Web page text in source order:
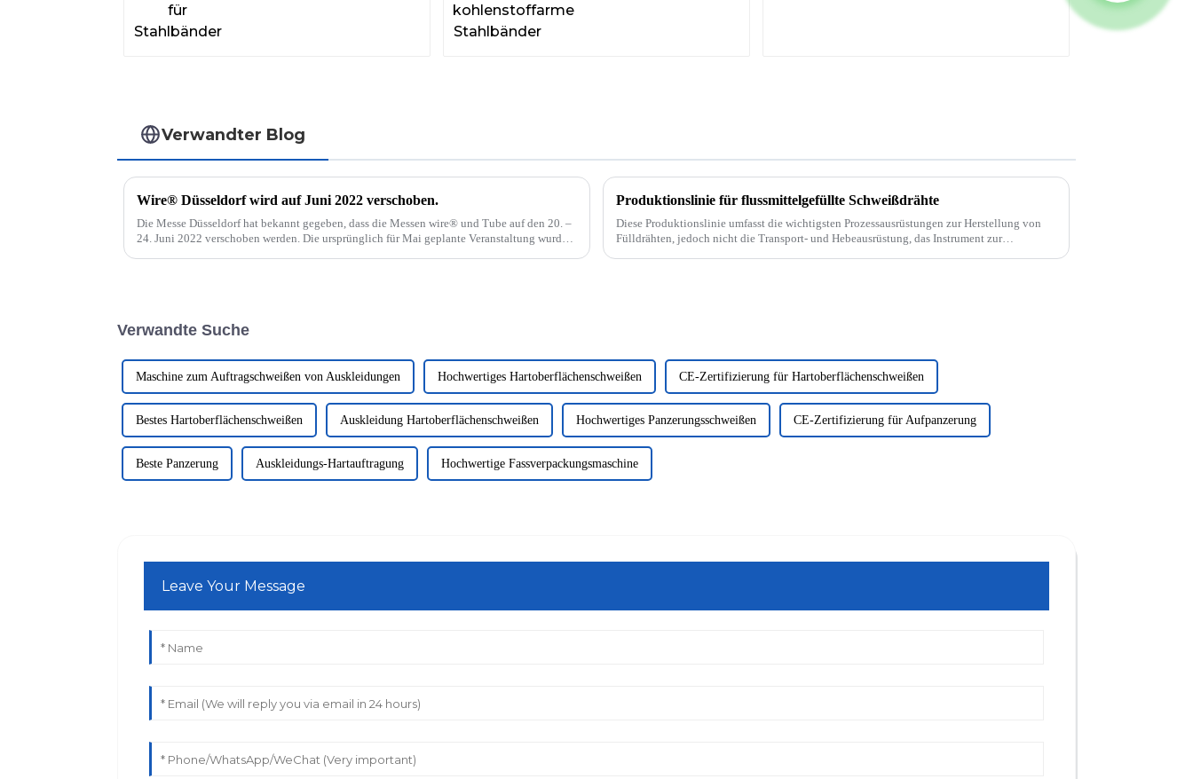
Verwandter Blog
Wire® Düsseldorf wird auf Juni 2022 verschoben.
Die Messe Düsseldorf hat bekannt gegeben, dass die Messen wire® und Tube auf den 20. –
24. Juni 2022 verschoben werden. Die ursprünglich für Mai geplante Veranstaltung wurde
Produktionslinie für flussmittelgefüllte Schweißdrähte
Diese Produktionslinie umfasst die wichtigsten Prozessausrüstungen zur Herstellung von
Fülldrähten, jedoch nicht die Transport- und Hebeausrüstung, das Instrument zur
Verwandte Suche
Maschine zum Auftragschweißen von Auskleidungen Hochwertiges Hartoberflächenschweißen CE-Zertifizierung für Hartoberflächenschweißen
Bestes Hartoberflächenschweißen Auskleidung Hartoberflächenschweißen Hochwertiges Panzerungsschweißen CE-Zertifizierung für Aufpanzerung
Beste Panzerung Auskleidungs-Hartauftragung Hochwertige Fassverpackungsmaschine
Leave Your Message